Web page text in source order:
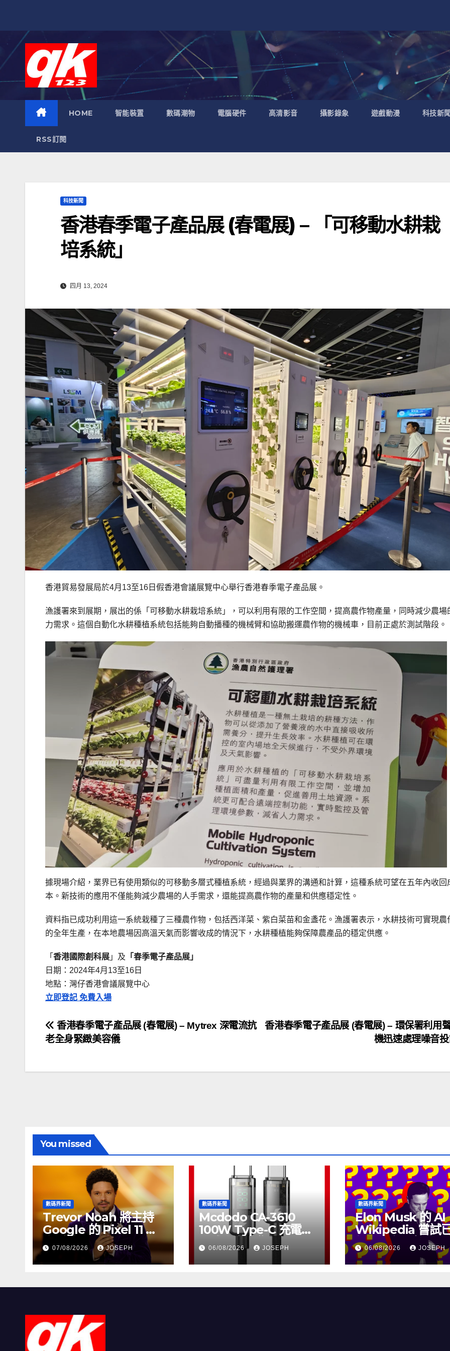
HOME 智能裝置 數碼潮物 電腦硬件 高清影音 攝影錄象 遊戲動漫 科技新
RSS訂閱
科技新聞
香港春季電子產品展 (春電展) – 「可移動水耕栽
培系統」
四月 13, 2024
香港貿易發展局於4月13至16日假香港會議展覽中心舉行香港春季電子產品展。
漁護署來到展期，展出的係「可移動水耕栽培系統」，可以利用有限的工作空間，提高農作物產量，同時減少農場
力需求。這個自動化水耕種植系統包括能夠自動播種的機械臂和協助搬運農作物的機械車，目前正處於測試階段。
據現場介紹，業界已有使用類似的可移動多層式種植系統，經過與業界的溝通和計算，這種系統可望在五年內收回
本。新技術的應用不僅能夠減少農場的人手需求，還能提高農作物的產量和供應穩定性。
資料指已成功利用這一系統栽種了三種農作物，包括西洋菜、紫白菜苗和金盞花。漁護署表示，水耕技術可實現農
的全年生產，在本地農場因高溫天氣而影響收成的情況下，水耕種植能夠保障農產品的穩定供應。
「 香港國際創科展 」及 「春季電子產品展」
日期：2024年4月13至16日
地點：灣仔香港會議展覽中心
立即登記 免費入場
文
章
導
香港春季電子產品展 (春電展) – 環保署利用
機迅速處理噪音
香港春季電子產品展 (春電展) – Mytrex 深電流抗
老全身緊緻美容儀
You missed
數碼界新聞
Trevor Noah 將主持
Google 的 Pixel 11 推
介活動
07/08/2026 JOSEPH
數碼界新聞
Mcdodo CA-3610
100W Type-C 充電線
正式上市，售價
HK$115
06/08/2026 JOSEPH
數碼界新聞
Elon Musk 的 AI
Wikipedia 嘗試
個月沒有更新了
06/08/2026 JOSEPH